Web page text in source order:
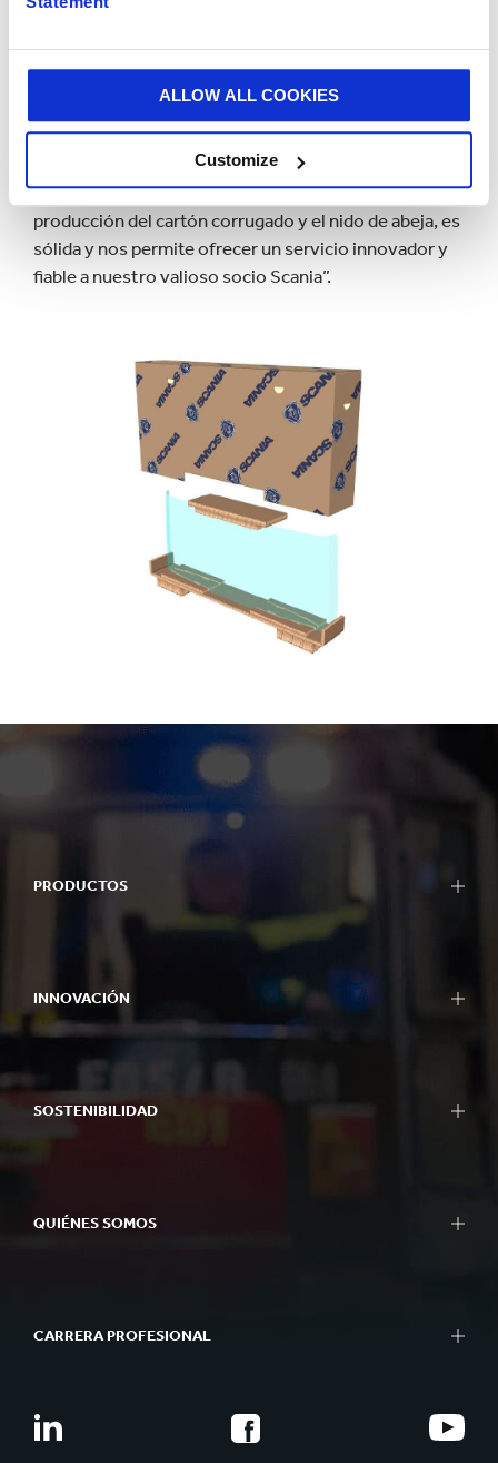
ALLOW ALL COOKIES
Customize
ha sido el resultado de un proceso de colaboración
optimizar su cadena de suministro en términos de
tiempo, costos y sostenibilidad. La solución de papel
que presentamos, que combina las capacidades de
producción del cartón corrugado y el nido de abeja, es
sólida y nos permite ofrecer un servicio innovador y
fiable a nuestro valioso socio Scania”.
PRODUCTOS
INNOVACIÓN
SOSTENIBILIDAD
QUIÉNES SOMOS
CARRERA PROFESIONAL